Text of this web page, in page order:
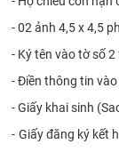
- 02 ảnh 4,5 x 4,5
- Ký tên vào tờ số
- Điền thông tin vào
- Giấy khai sinh
- Giấy đăng ký kết